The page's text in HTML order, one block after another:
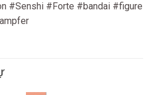
#Senshi #Forte #bandai #figure